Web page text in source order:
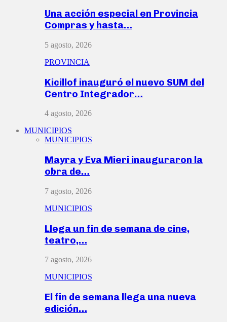
Una acción especial en Provincia
Compras y hasta…
5 agosto, 2026
PROVINCIA
Kicillof inauguró el nuevo SUM del
Centro Integrador…
4 agosto, 2026
MUNICIPIOS
MUNICIPIOS
Mayra y Eva Mieri inauguraron la
obra de…
7 agosto, 2026
MUNICIPIOS
Llega un fin de semana de cine,
teatro,…
7 agosto, 2026
MUNICIPIOS
El fin de semana llega una nueva
edición…